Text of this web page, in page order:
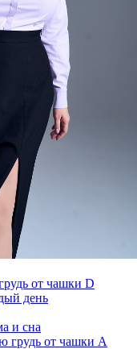
от чашки D
день
и сна
грудь от чашки А